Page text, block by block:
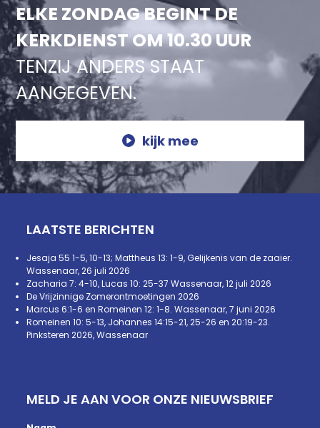
ELKE ZONDAG BEGINT DE
KERKDIENST OM 10.30 UUR
TENZIJ ANDERS STAAT
AANGEGEVEN.
kijk mee
LAATSTE BERICHTEN
Jesaja 55 1-5, 10-13; Mattheus 13: 1-9, Gelijkenis van de zaaier.
Wassenaar, 26 juli 2026
Zacharia 7: 4-10, Lucas 10: 25-37 Wassenaar, 12 juli 2026
De Vrijzinnige Zomerontmoetingen 2026
Marcus 6:1-6 en Romeinen 12: 1-8. Wassenaar, 7 juni 2026
Romeinen 10: 5-13, Johannes 14:15-21, 25-26 en 20:19-23.
Pinksteren 2026, Wassenaar
MELD JE AAN VOOR ONZE NIEUWSBRIEF